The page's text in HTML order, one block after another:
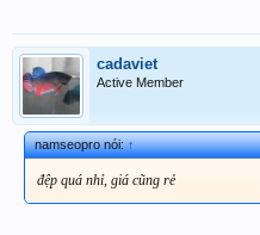
cadaviet
Active Member
namseopro nói:↑
đệp quá nhỉ, giá cũng rẻ